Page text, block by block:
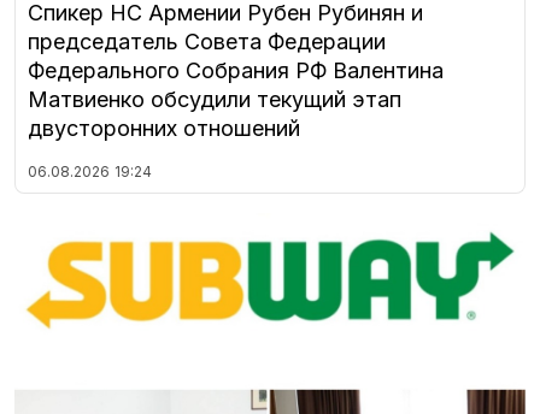
Спикер НС Армении Рубен Рубинян и
председатель Совета Федерации
Федерального Собрания РФ Валентина
Матвиенко обсудили текущий этап
двусторонних отношений
06.08.2026 19:24